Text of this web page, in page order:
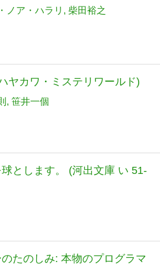
ノア・ハラリ 柴田裕之
ヤカワ・ミステリワールド)
笹井一個
球とします。 (河出文庫 い 51-
たのしみ: 本物のプログラマ